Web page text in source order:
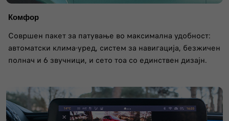
Комфор
Совршен пакет за патување во максимална удобност:
автоматски клима-уред, систем за навигација, безжичен
полнач и 6 звучници, и сето тоа со единствен дизајн.